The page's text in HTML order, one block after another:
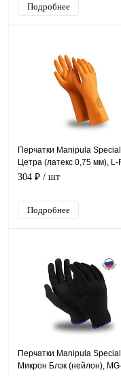
Подробнее
Перчатки Manipula
Цетра (латекс 0,75 мм), L-
04/CG-947
304 ₽ / шт
Подробнее
Перчатки Manipula
Микрон Блэк (нейлон),